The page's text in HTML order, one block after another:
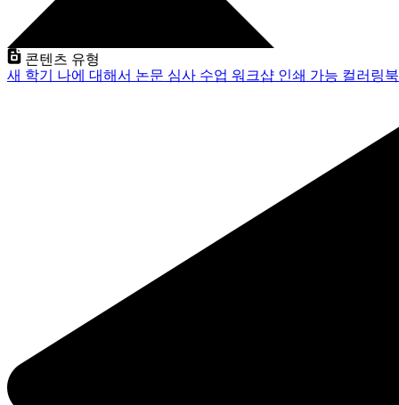
콘텐츠 유형
새 학기 나에 대해서 논문 심사 수업 워크샵 인쇄 가능 컬러링북